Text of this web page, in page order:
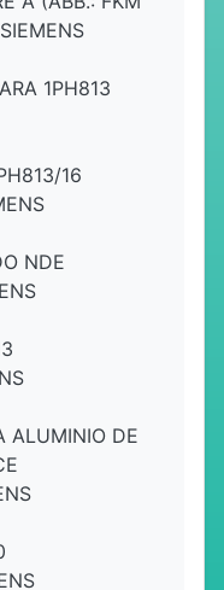
1PH813
16
NDE
ALUMINIO DE